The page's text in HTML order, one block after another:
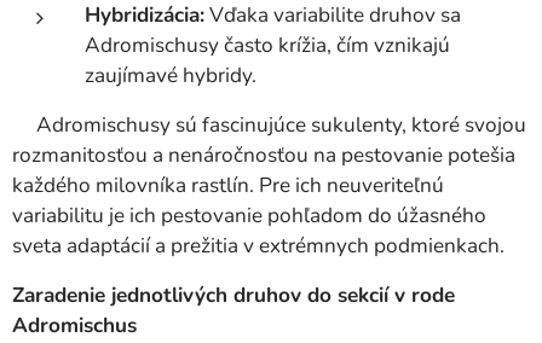
Hybridizácia:Vďaka variabilite druhov sa
Adromischusy často krížia, čím vznikajú
zaujímavé hybridy.
Adromischusy sú fascinujúce sukulenty, ktoré svojou
rozmanitosťou a nenáročnosťou na pestovanie potešia
každého milovníka rastlín. Pre ich neuveriteľnú
variabilitu je ich pestovanie pohľadom do úžasného
sveta adaptácií a prežitia v extrémnych podmienkach.
Zaradenie jednotlivých druhov do sekcií v rode
Adromischus